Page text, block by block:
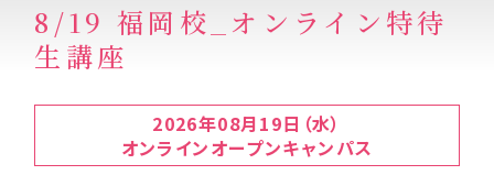
8/19 福岡校_オンライン特待
生講座
2026年08月19日（水）
オンラインオープンキャンパス